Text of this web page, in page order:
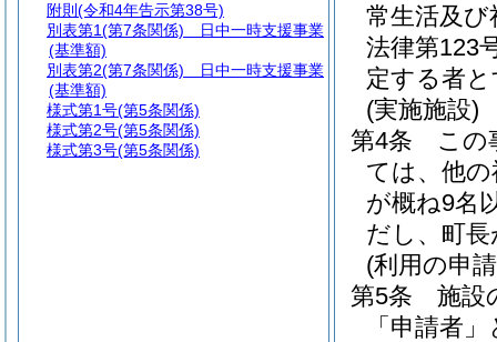
常生活及
法律第123
定する者
(実施施設)
第4条
この
ては、他
が概ね9名
だし、町
(利用の申
第5条
施設
「申請者
附則 (令和4年告示第38号)
別表第1(第7条関係) 日中一時支援事業
(基準額)
別表第2(第7条関係) 日中一時支援事業
(基準額)
様式第1号(第5条関係)
様式第2号(第5条関係)
様式第3号(第5条関係)